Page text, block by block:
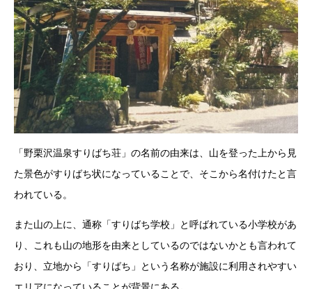
「野栗沢温泉すりばち荘」の名前の由来は、山を登った上から見
た景色がすりばち状になっていることで、そこから名付けたと言
われている。
また山の上に、通称「すりばち学校」と呼ばれている小学校があ
り、これも山の地形を由来としているのではないかとも言われて
おり、立地から「すりばち」という名称が施設に利用されやすい
エリアになっていることが背景にある。